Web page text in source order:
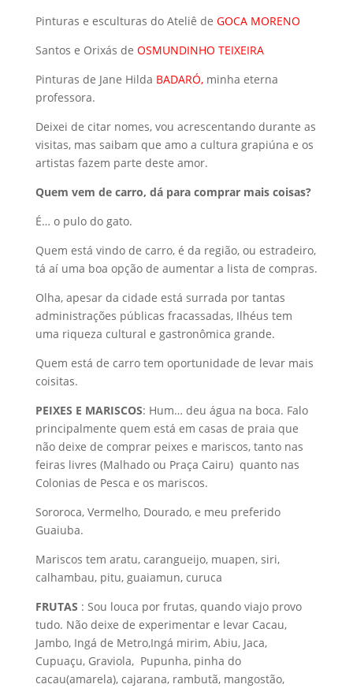
Pinturas e esculturas do Ateliê de GOCA MORENO
Santos e Orixás de OSMUNDINHO TEIXEIRA
Pinturas de Jane Hilda BADARÓ, minha eterna
professora.
Deixei de citar nomes, vou acrescentando durante as
visitas, mas saibam que amo a cultura grapiúna e os
artistas fazem parte deste amor.
Quem vem de carro, dá para comprar mais coisas?
É… o pulo do gato.
Quem está vindo de carro, é da região, ou estradeiro,
tá aí uma boa opção de aumentar a lista de compras.
Olha, apesar da cidade está surrada por tantas
administrações públicas fracassadas, Ilhéus tem
uma riqueza cultural e gastronômica grande.
Quem está de carro tem oportunidade de levar mais
coisitas.
PEIXES E MARISCOS: Hum… deu água na boca. Falo
principalmente quem está em casas de praia que
não deixe de comprar peixes e mariscos, tanto nas
feiras livres (Malhado ou Praça Cairu) quanto nas
Colonias de Pesca e os mariscos.
Sororoca, Vermelho, Dourado, e meu preferido
Guaiuba.
Mariscos tem aratu, carangueijo, muapen, siri,
calhambau, pitu, guaiamun, curuca
FRUTAS : Sou louca por frutas, quando viajo provo
tudo. Não deixe de experimentar e levar Cacau,
Jambo, Ingá de Metro,Ingá mirim, Abiu, Jaca,
Cupuaçu, Graviola, Pupunha, pinha do
cacau(amarela), cajarana, rambutã, mangostão,